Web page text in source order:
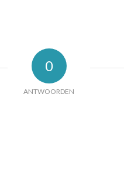
0
ANTWOORDEN